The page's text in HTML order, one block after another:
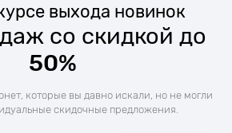
выхода новинок
со скидкой до
50%
которые вы давно искали, но не могли
скидочные предложения.